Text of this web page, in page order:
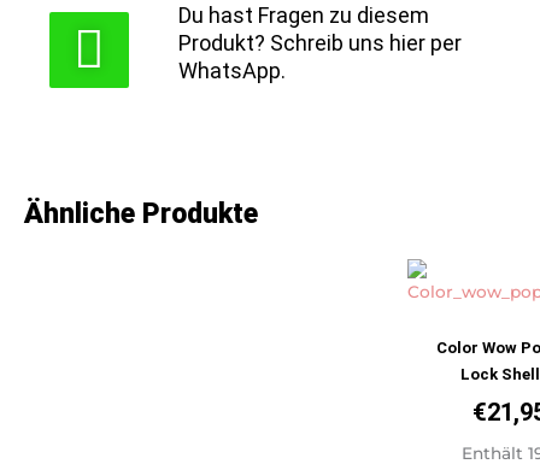
Du hast Fragen zu diesem
Produkt? Schreib uns hier per
WhatsApp.
Ähnliche Produkte
Color Wow
Lock
€
Enthält